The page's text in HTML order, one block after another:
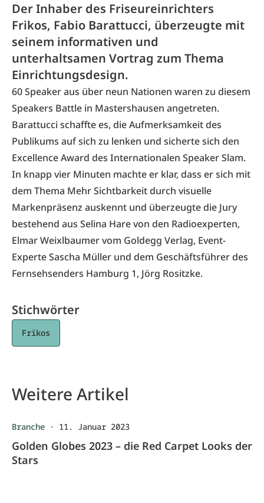
Der Inhaber des Friseureinrichters
Frikos, Fabio Barattucci, überzeugte mit
seinem informativen und
unterhaltsamen Vortrag zum Thema
Einrichtungsdesign.
60 Speaker aus über neun Nationen waren zu diesem
Speakers Battle in Mastershausen angetreten.
Barattucci schaffte es, die Aufmerksamkeit des
Publikums auf sich zu lenken und sicherte sich den
Excellence Award des Internationalen Speaker Slam.
In knapp vier Minuten machte er klar, dass er sich mit
dem Thema Mehr Sichtbarkeit durch visuelle
Markenpräsenz auskennt und überzeugte die Jury
bestehend aus Selina Hare von den Radioexperten,
Elmar Weixlbaumer vom Goldegg Verlag, Event-
Experte Sascha Müller und dem Geschäftsführer des
Fernsehsenders Hamburg 1, Jörg Rositzke.
Stichwörter
Frikos
Weitere Artikel
Branche · 11. Januar 2023
Golden Globes 2023 – die Red Carpet Looks der
Stars